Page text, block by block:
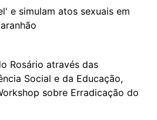
e simulam atos sexuais em
Rosário através das
Social e da Educação,
sobre Erradicação do